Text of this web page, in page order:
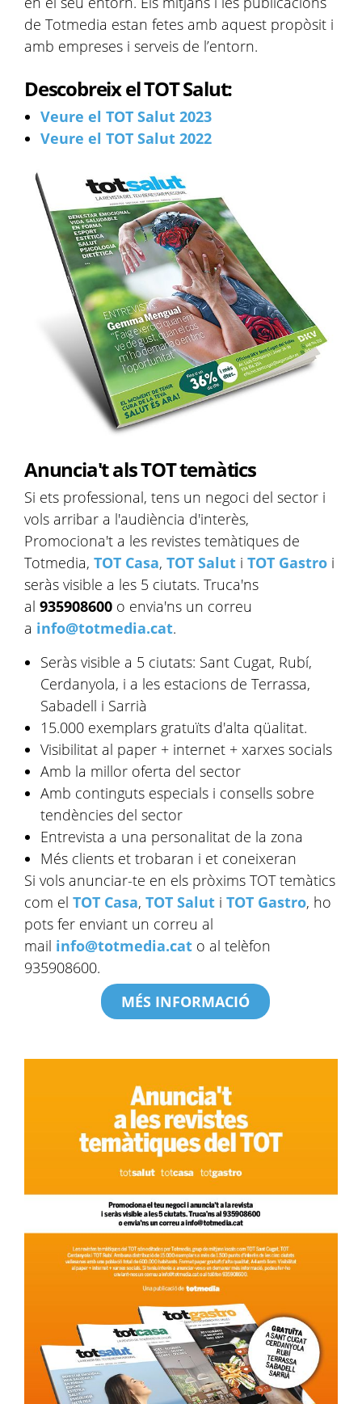
de Totmedia estan fetes amb aquest propòsit i
amb empreses i serveis de l’entorn.
Descobreix el TOT Salut:
Veure el TOT Salut 2023
Veure el TOT Salut 2022
Anuncia't als TOT temàtics
Si ets professional, tens un negoci del sector i
vols arribar a l'audiència d'interès,
Promociona't a les revistes temàtiques de
Totmedia, TOT Casa, TOT Salut i TOT Gastro i
seràs visible a les 5 ciutats. Truca'ns
al 935908600 o envia'ns un correu
a info@totmedia.cat.
Seràs visible a 5 ciutats: Sant Cugat, Rubí,
Cerdanyola, i a les estacions de Terrassa,
Sabadell i Sarrià
15.000 exemplars gratuïts d'alta qüalitat.
Visibilitat al paper + internet + xarxes socials
Amb la millor oferta del sector
Amb continguts especials i consells sobre
tendències del sector
Entrevista a una personalitat de la zona
Més clients et trobaran i et coneixeran
Si vols anunciar-te en els pròxims TOT temàtics
com el TOT Casa, TOT Salut i TOT Gastro, ho
pots fer enviant un correu al
mail info@totmedia.cat o al telèfon
935908600.
MÉS INFORMACIÓ